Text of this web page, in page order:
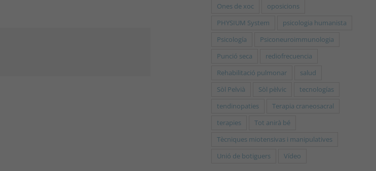
Ones de xoc
oposicions
PHYSIUM System
psicologia humanista
Psicología
Psiconeuroimmunologia
Punció seca
rediofrecuencia
Rehabilitació pulmonar
salud
Sòl Pelvià
Sòl pèlvic
tecnologías
tendinopaties
Terapia craneosacral
terapies
Tot anirà bé
Tècniques miotensivas i manipulatives
Unió de botiguers
Vídeo